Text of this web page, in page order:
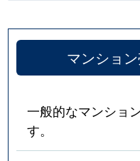
マンショ
一般的なマンショ
す。